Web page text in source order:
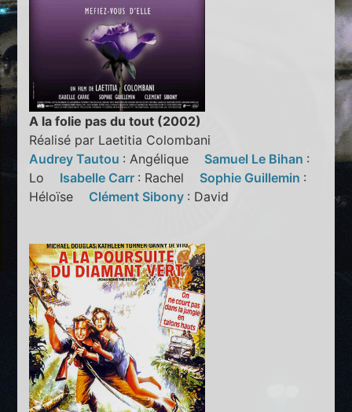
A la folie pas du tout (2002)
Réalisé par Laetitia Colombani
Audrey Tautou : Angélique Samuel Le Bihan :
Lo Isabelle Carr : Rachel Sophie Guillemin :
Héloïse Clément Sibony : David